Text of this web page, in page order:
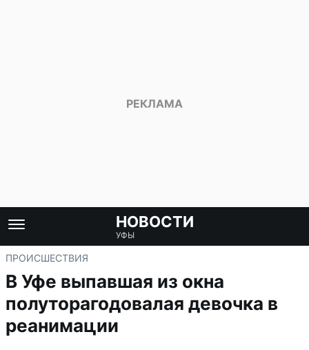
НОВОСТИ
УФЫ
ПРОИСШЕСТВИЯ
В Уфе выпавшая из окна
полуторагодовалая девочка в
реанимации